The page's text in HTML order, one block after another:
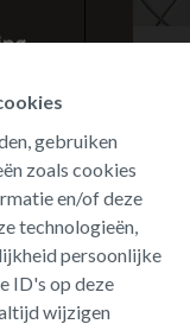
gebruiken
zoals cookies
en/of deze
technologieën,
persoonlijke
ID's op deze
wijzigen
niet
huur